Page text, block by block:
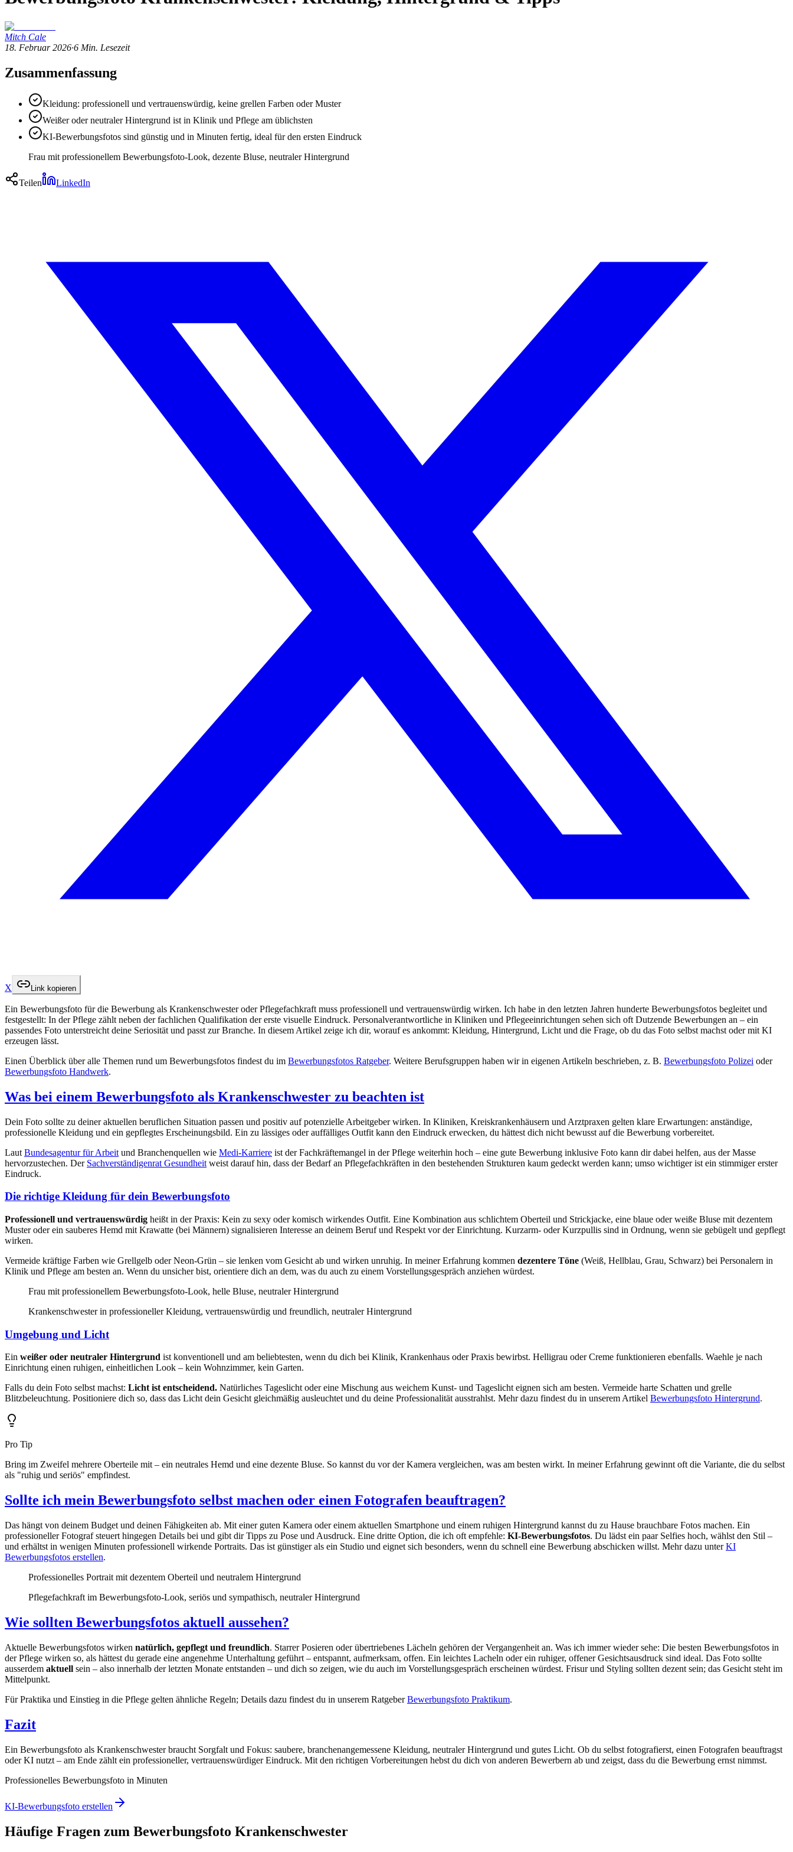
Mitch Cale
18. Februar 2026·6 Min. Lesezeit
Zusammenfassung
Kleidung: professionell und vertrauenswürdig, keine grellen Farben oder Muster
Weißer oder neutraler Hintergrund ist in Klinik und Pflege am üblichsten
KI-Bewerbungsfotos sind günstig und in Minuten fertig, ideal für den ersten Eindruck
Frau mit professionellem Bewerbungsfoto-Look, dezente Bluse, neutraler Hintergrund
Teilen LinkedIn
X Link kopieren
Ein Bewerbungsfoto für die Bewerbung als Krankenschwester oder Pflegefachkraft muss professionell und vertrauenswürdig wirken. Ich habe in den letzten Jahren hunderte Bewerbungsfotos begleitet und
festgestellt: In der Pflege zählt neben der fachlichen Qualifikation der erste visuelle Eindruck. Personalverantwortliche in Kliniken und Pflegeeinrichtungen sehen sich oft Dutzende Bewerbungen an – ein
passendes Foto unterstreicht deine Seriosität und passt zur Branche. In diesem Artikel zeige ich dir, worauf es ankommt: Kleidung, Hintergrund, Licht und die Frage, ob du das Foto selbst machst oder mit KI
erzeugen lässt.
Einen Überblick über alle Themen rund um Bewerbungsfotos findest du im Bewerbungsfotos Ratgeber. Weitere Berufsgruppen haben wir in eigenen Artikeln beschrieben, z. B. Bewerbungsfoto Polizei oder
Bewerbungsfoto Handwerk.
Was bei einem Bewerbungsfoto als Krankenschwester zu beachten ist
Dein Foto sollte zu deiner aktuellen beruflichen Situation passen und positiv auf potenzielle Arbeitgeber wirken. In Kliniken, Kreiskrankenhäusern und Arztpraxen gelten klare Erwartungen: anständige,
professionelle Kleidung und ein gepflegtes Erscheinungsbild. Ein zu lässiges oder auffälliges Outfit kann den Eindruck erwecken, du hättest dich nicht bewusst auf die Bewerbung vorbereitet.
Laut Bundesagentur für Arbeit und Branchenquellen wie Medi-Karriere ist der Fachkräftemangel in der Pflege weiterhin hoch – eine gute Bewerbung inklusive Foto kann dir dabei helfen, aus der Masse
hervorzustechen. Der Sachverständigenrat Gesundheit weist darauf hin, dass der Bedarf an Pflegefachkräften in den bestehenden Strukturen kaum gedeckt werden kann; umso wichtiger ist ein stimmiger erster
Eindruck.
Die richtige Kleidung für dein Bewerbungsfoto
Professionell und vertrauenswürdig heißt in der Praxis: Kein zu sexy oder komisch wirkendes Outfit. Eine Kombination aus schlichtem Oberteil und Strickjacke, eine blaue oder weiße Bluse mit dezentem
Muster oder ein sauberes Hemd mit Krawatte (bei Männern) signalisieren Interesse an deinem Beruf und Respekt vor der Einrichtung. Kurzarm- oder Kurzpullis sind in Ordnung, wenn sie gebügelt und gepflegt
wirken.
Vermeide kräftige Farben wie Grellgelb oder Neon-Grün – sie lenken vom Gesicht ab und wirken unruhig. In meiner Erfahrung kommen dezentere Töne (Weiß, Hellblau, Grau, Schwarz) bei Personalern in
Klinik und Pflege am besten an. Wenn du unsicher bist, orientiere dich an dem, was du auch zu einem Vorstellungsgespräch anziehen würdest.
Frau mit professionellem Bewerbungsfoto-Look, helle Bluse, neutraler Hintergrund
Krankenschwester in professioneller Kleidung, vertrauenswürdig und freundlich, neutraler Hintergrund
Umgebung und Licht
Ein weißer oder neutraler Hintergrund ist konventionell und am beliebtesten, wenn du dich bei Klinik, Krankenhaus oder Praxis bewirbst. Helligrau oder Creme funktionieren ebenfalls. Waehle je nach
Einrichtung einen ruhigen, einheitlichen Look – kein Wohnzimmer, kein Garten.
Falls du dein Foto selbst machst: Licht ist entscheidend. Natürliches Tageslicht oder eine Mischung aus weichem Kunst- und Tageslicht eignen sich am besten. Vermeide harte Schatten und grelle
Blitzbeleuchtung. Positioniere dich so, dass das Licht dein Gesicht gleichmäßig ausleuchtet und du deine Professionalität ausstrahlst. Mehr dazu findest du in unserem Artikel Bewerbungsfoto Hintergrund.
Pro Tip
Bring im Zweifel mehrere Oberteile mit – ein neutrales Hemd und eine dezente Bluse. So kannst du vor der Kamera vergleichen, was am besten wirkt. In meiner Erfahrung gewinnt oft die Variante, die du selbst
als "ruhig und seriös" empfindest.
Sollte ich mein Bewerbungsfoto selbst machen oder einen Fotografen beauftragen?
Das hängt von deinem Budget und deinen Fähigkeiten ab. Mit einer guten Kamera oder einem aktuellen Smartphone und einem ruhigen Hintergrund kannst du zu Hause brauchbare Fotos machen. Ein
professioneller Fotograf steuert hingegen Details bei und gibt dir Tipps zu Pose und Ausdruck. Eine dritte Option, die ich oft empfehle: KI-Bewerbungsfotos. Du lädst ein paar Selfies hoch, wählst den Stil –
und erhältst in wenigen Minuten professionell wirkende Portraits. Das ist günstiger als ein Studio und eignet sich besonders, wenn du schnell eine Bewerbung abschicken willst. Mehr dazu unterKI
Bewerbungsfotos erstellen.
Professionelles Portrait mit dezentem Oberteil und neutralem Hintergrund
Pflegefachkraft im Bewerbungsfoto-Look, seriös und sympathisch, neutraler Hintergrund
Wie sollten Bewerbungsfotos aktuell aussehen?
Aktuelle Bewerbungsfotos wirken natürlich, gepflegt und freundlich. Starrer Posieren oder übertriebenes Lächeln gehören der Vergangenheit an. Was ich immer wieder sehe: Die besten Bewerbungsfotos in
der Pflege wirken so, als hättest du gerade eine angenehme Unterhaltung geführt – entspannt, aufmerksam, offen. Ein leichtes Lacheln oder ein ruhiger, offener Gesichtsausdruck sind ideal. Das Foto sollte
ausserdem aktuell sein – also innerhalb der letzten Monate entstanden – und dich so zeigen, wie du auch im Vorstellungsgespräch erscheinen würdest. Frisur und Styling sollten dezent sein; das Gesicht steht im
Mittelpunkt.
Für Praktika und Einstieg in die Pflege gelten ähnliche Regeln; Details dazu findest du in unserem RatgeberBewerbungsfoto Praktikum.
Fazit
Ein Bewerbungsfoto als Krankenschwester braucht Sorgfalt und Fokus: saubere, branchenangemessene Kleidung, neutraler Hintergrund und gutes Licht. Ob du selbst fotografierst, einen Fotografen beauftragst
oder KI nutzt – am Ende zählt ein professioneller, vertrauenswürdiger Eindruck. Mit den richtigen Vorbereitungen hebst du dich von anderen Bewerbern ab und zeigst, dass du die Bewerbung ernst nimmst.
Professionelles Bewerbungsfoto in Minuten
KI-Bewerbungsfoto erstellen
Häufige Fragen zum Bewerbungsfoto Krankenschwester